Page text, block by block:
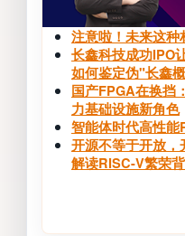
注意啦！未来这种
长鑫科技成功IPO
如何鉴定伪"长鑫
国产FPGA在换挡
力基础设施新角色
智能体时代高性
开源不等于开放，
解读RISC-V繁荣